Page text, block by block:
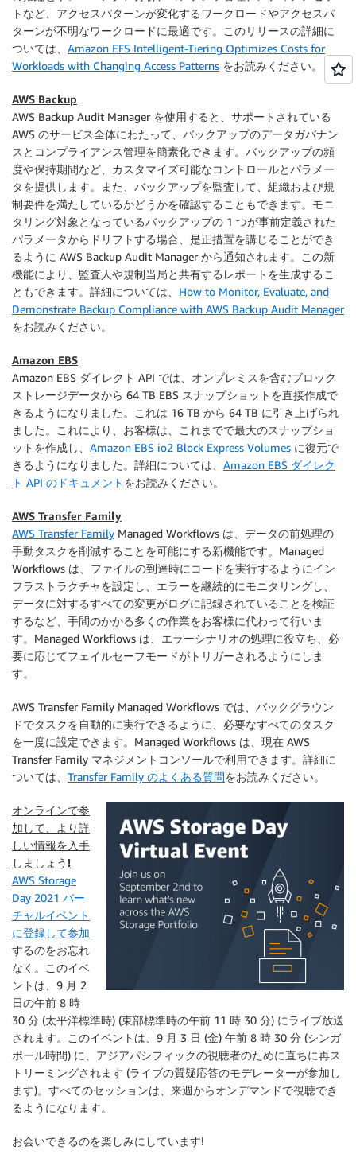
トなど、アクセスパターンが変化するワークロードやアクセスパ
ターンが不明なワークロードに最適です。このリリースの詳細に
ついては、 Amazon EFS Intelligent-Tiering Optimizes Costs for
Workloads with Changing Access Patterns をお読みください。
AWS Backup
AWS Backup Audit Manager を使用すると、サポートされている
AWS のサービス全体にわたって、バックアップのデータガバナン
スとコンプライアンス管理を簡素化できます。バックアップの頻
度や保持期間など、カスタマイズ可能なコントロールとパラメー
タを提供します。また、バックアップを監査して、組織および規
制要件を満たしているかどうかを確認することもできます。モニ
タリング対象となっているバックアップの 1 つが事前定義された
パラメータからドリフトする場合、是正措置を講じることができ
るように AWS Backup Audit Manager から通知されます。この新
機能により、監査人や規制当局と共有するレポートを生成するこ
ともできます。詳細については、 How to Monitor, Evaluate, and
Demonstrate Backup Compliance with AWS Backup Audit Manager
をお読みください。
Amazon EBS
Amazon EBS ダイレクト API では、オンプレミスを含むブロック
ストレージデータから 64 TB EBS スナップショットを直接作成で
きるようになりました。これは 16 TB から 64 TB に引き上げられ
ました。これにより、お客様は、これまでで最大のスナップショ
ットを作成し、 Amazon EBS io2 Block Express Volumes に復元で
きるようになりました。詳細については、 Amazon EBS ダイレク
ト API のドキュメント をお読みください。
AWS Transfer Family
AWS Transfer Family Managed Workflows は、データの前処理の
手動タスクを削減することを可能にする新機能です。Managed
Workflows は、ファイルの到達時にコードを実行するようにイン
フラストラクチャを設定し、エラーを継続的にモニタリングし、
データに対するすべての変更がログに記録されていることを検証
するなど、手間のかかる多くの作業をお客様に代わって行いま
す。Managed Workflows は、エラーシナリオの処理に役立ち、必
要に応じてフェイルセーフモードがトリガーされるようにしま
す。
AWS Transfer Family Managed Workflows では、バックグラウン
ドでタスクを自動的に実行できるように、必要なすべてのタスク
を一度に設定できます。Managed Workflows は、現在 AWS
Transfer Family マネジメントコンソールで利用できます。詳細に
ついては、 Transfer Family のよくある質問をお読みください。
オンラインで参
加して、より詳
しい情報を入手
しましょう!
AWS Storage
Day 2021 バー
チャルイベント
に登録して参加
するのをお忘れ
なく。このイベ
ントは、9 月 2
日の午前 8 時
30 分 (太平洋標準時) (東部標準時の午前 11 時 30 分) にライブ放送
されます。このイベントは、9 月 3 日 (金) 午前 8 時 30 分 (シンガ
ポール時間) に、アジアパシフィックの視聴者のために直ちに再ス
トリーミングされます (ライブの質疑応答のモデレーターが参加し
ます)。すべてのセッションは、来週からオンデマンドで視聴でき
るようになります。
お会いできるのを楽しみにしています!